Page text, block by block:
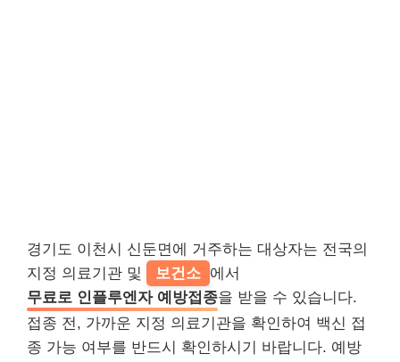
경기도 이천시 신둔면에 거주하는 대상자는 전국의
지정 의료기관 및
보건소 에서
무료로 인플루엔자 예방접종을 받을 수 있습니다.
접종 전, 가까운 지정 의료기관을 확인하여 백신 접
종 가능 여부를 반드시 확인하시기 바랍니다. 예방